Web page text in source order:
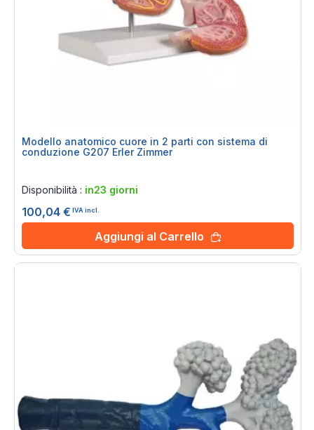
Modello anatomico cuore in 2 parti con sistema di
conduzione G207 Erler Zimmer
Disponibilità : in23 giorni
100,04 € IVA incl.
Aggiungi al Carrello